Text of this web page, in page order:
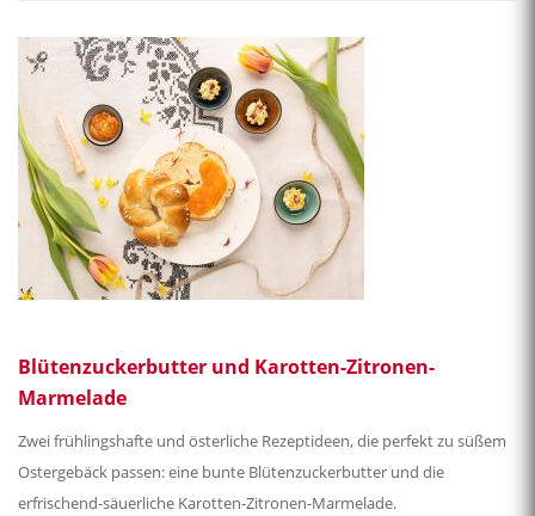
Blütenzuckerbutter und Karotten-Zitronen-
Marmelade
Zwei frühlingshafte und österliche Rezeptideen, die perfekt zu süßem
Ostergebäck passen: eine bunte Blütenzuckerbutter und die
erfrischend-säuerliche Karotten-Zitronen-Marmelade.